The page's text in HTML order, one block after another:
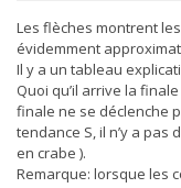
Les flèches montrent
évidemment
Il y a un tableau
Quoi qu’il arrive la
finale ne se déclenche
tendance S, il n’y a
en crabe ).
Remarque: lorsque les